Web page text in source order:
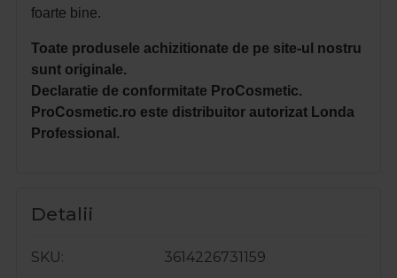
foarte bine.
Toate produsele achizitionate de pe site-ul nostru
sunt originale.
Declaratie de conformitate ProCosmetic.
ProCosmetic.ro este distribuitor autorizat Londa
Professional.
Detalii
SKU
3614226731159